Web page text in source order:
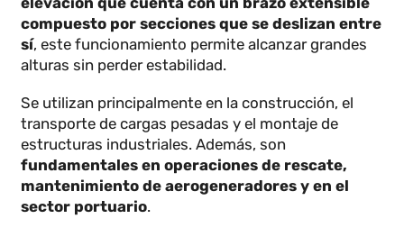
destaca por su versatilidad y capacidad de carga.
Una grúa telescópica esun tipo de grúa de
elevación que cuenta con un brazo extensible
compuesto por secciones que se deslizan
sí, este funcionamiento permite alcanzar grandes
alturas sin perder estabilidad.
Se utilizan principalmente en la construcción, el
transporte de cargas pesadas y el montaje de